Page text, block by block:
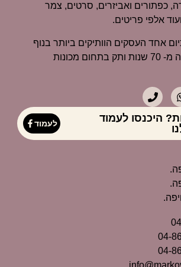
כפתורים ואביזרים, סרטים, צמר
אלפי פריטים.
אחד העסקים הוותיקים ביותר בנוף
החיפאי עם למעלה מ- 70 שנות ותק בתחום מכונות
היכנסו לעמוד
לעמוד